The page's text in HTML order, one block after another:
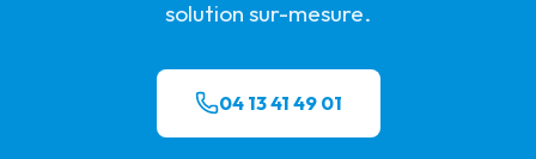
solution sur-mesure.
04 13 41 49 01